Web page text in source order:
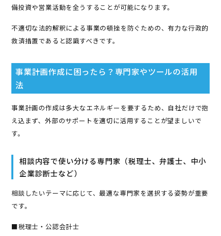
備投資や営業活動を全うすることが可能になります。
不適切な法的解釈による事業の頓挫を防ぐための、有力な行政的
救済措置であると認識すべきです。
事業計画作成に困ったら？専門家やツールの活用
法
事業計画の作成は多大なエネルギーを要するため、自社だけで抱
え込まず、外部のサポートを適切に活用することが望ましいで
す。
相談内容で使い分ける専門家（税理士、弁護士、中小
企業診断士など）
相談したいテーマに応じて、最適な専門家を選択する姿勢が重要
です。
■税理士・公認会計士